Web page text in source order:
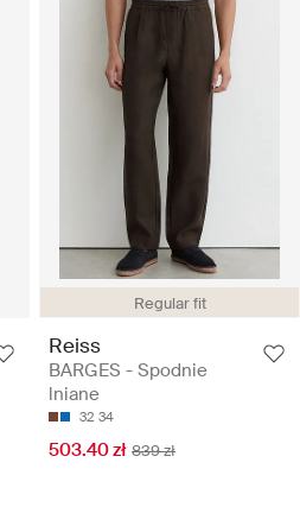
Regular fit
Reiss
BARGES - Spodnie
lniane
32 34
503.40 zł 839 zł